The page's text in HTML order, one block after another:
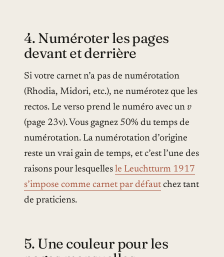
4. Numéroter les pages
devant et derrière
Si votre carnet n’a pas de numérotation
(Rhodia, Midori, etc.), ne numérotez que les
rectos. Le verso prend le numéro avec un v
(page 23v). Vous gagnez 50% du temps de
numérotation. La numérotation d’origine
reste un vrai gain de temps, et c’est l’une des
raisons pour lesquelles le Leuchtturm 1917
s’impose comme carnet par défaut chez tant
de praticiens.
5. Une couleur pour les